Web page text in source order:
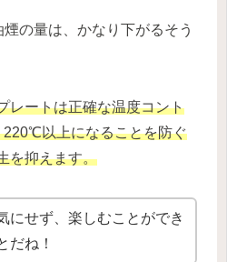
の量は、かなり下がるそう
レートは正確な温度コント
220℃以上になることを防ぐ
を抑えます。
にせず、楽しむことができ
だね！